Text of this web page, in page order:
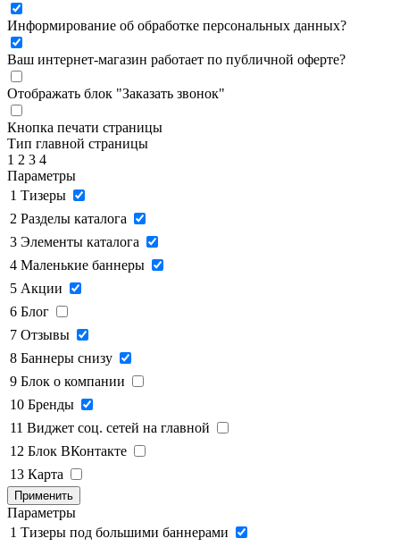
Информирование об обработке персональных данных?
Ваш интернет-магазин работает по публичной оферте?
Отображать блок "Заказать звонок"
Кнопка печати страницы
Тип главной страницы
1 2 3 4
Параметры
1 Тизеры
2 Разделы каталога
3 Элементы каталога
4 Маленькие баннеры
5 Акции
6 Блог
7 Отзывы
8 Баннеры снизу
9 Блок о компании
10 Бренды
11 Виджет соц. сетей на главной
12 Блок ВКонтакте
13 Карта
Применить
Параметры
1 Тизеры под большими баннерами